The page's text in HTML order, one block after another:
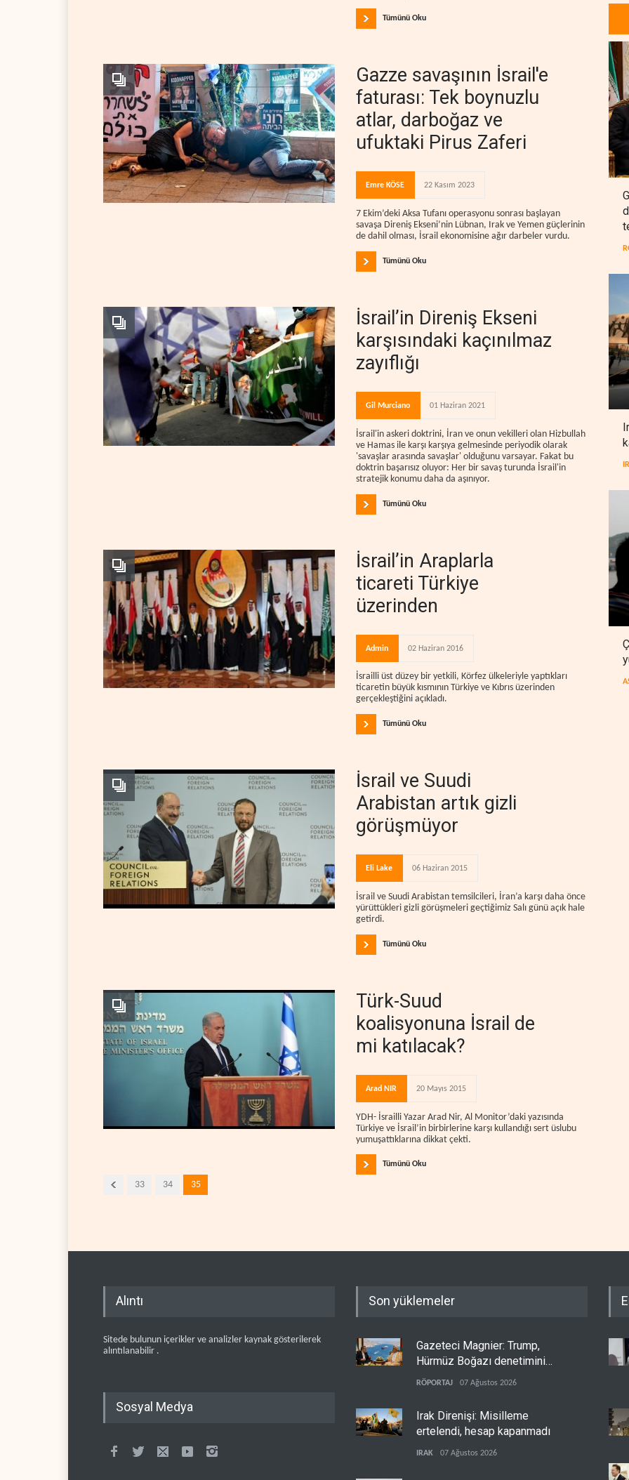
Tümünü Oku
Gazze savaşının İsrail'e
faturası: Tek boynuzlu
atlar, darboğaz ve
ufuktaki Pirus Zaferi
Emre KÖSE 22 Kasım 2023
7 Ekim’deki Aksa Tufanı operasyonu sonrası başlayan
savaşa Direniş Ekseni’nin Lübnan, Irak ve Yemen güçlerinin
de dahil olması, İsrail ekonomisine ağır darbeler vurdu.
Tümünü Oku
İsrail’in Direniş Ekseni
karşısındaki kaçınılmaz
zayıflığı
Gil Murciano 01 Haziran 2021
İsrail'in askeri doktrini, İran ve onun vekilleri olan Hizbullah
ve Hamas ile karşı karşıya gelmesinde periyodik olarak
'savaşlar arasında savaşlar' olduğunu varsayar. Fakat bu
doktrin başarısız oluyor: Her bir savaş turunda İsrail'in
stratejik konumu daha da aşınıyor.
Tümünü Oku
İsrail’in Araplarla
ticareti Türkiye
üzerinden
Admin 02 Haziran 2016
İsrailli üst düzey bir yetkili, Körfez ülkeleriyle yaptıkları
ticaretin büyük kısmının Türkiye ve Kıbrıs üzerinden
gerçekleştiğini açıkladı.
Tümünü Oku
İsrail ve Suudi
Arabistan artık gizli
görüşmüyor
Eli Lake 06 Haziran 2015
İsrail ve Suudi Arabistan temsilcileri, İran’a karşı daha önce
yürüttükleri gizli görüşmeleri geçtiğimiz Salı günü açık hale
getirdi.
Tümünü Oku
Türk-Suud
koalisyonuna İsrail de
mi katılacak?
Arad NIR 20 Mayıs 2015
YDH- İsrailli Yazar Arad Nir, Al Monitor’daki yazısında
Türkiye ve İsrail’in birbirlerine karşı kullandığı sert üslubu
yumuşattıklarına dikkat çekti.
Tümünü Oku
33 34 35
Alıntı
Sitede bulunun içerikler ve analizler kaynak gösterilerek
alıntılanabilir .
Sosyal Medya
Son yüklemeler
Gazeteci Magnier: Trump,
Hürmüz Boğazı denetimini
doğrudan İran ve Umman'a
RÖPORTAJ 07 Ağustos 2026
Irak Direnişi: Misilleme
ertelendi, hesap kapanmadı
IRAK 07 Ağustos 2026